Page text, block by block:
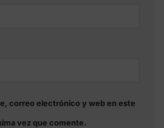
correo electrónico y web en este
vez que comente.